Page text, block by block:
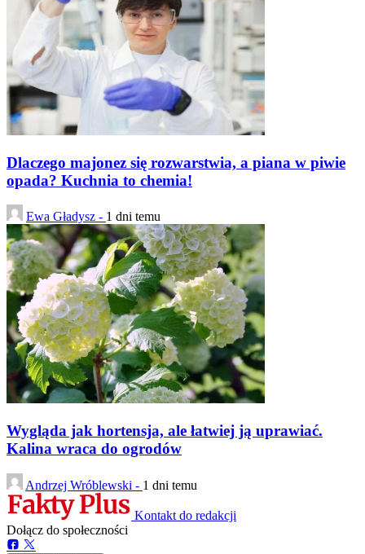
Dlaczego majonez się rozwarstwia, a piana w piwie
opada? Kuchnia to chemia!
Ewa Gładysz - 1 dni temu
Wygląda jak hortensja, ale łatwiej ją uprawiać.
Kalina wraca do ogrodów
Andrzej Wróblewski - 1 dni temu
Kontakt do redakcji
Dołącz do społeczności